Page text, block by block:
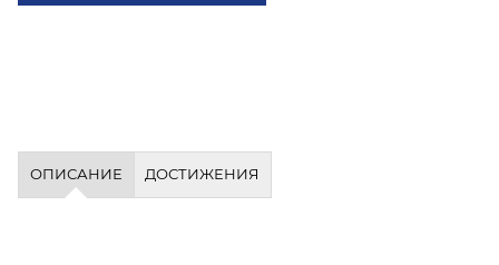
ОПИСАНИЕ ДОСТИЖЕНИЯ